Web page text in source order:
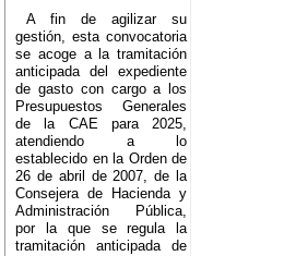
A fin de agilizar su
gestión, esta convocatoria
se acoge a la tramitación
anticipada del expediente
de gasto con cargo a los
Presupuestos Generales
de la CAE para 2025,
atendiendo a lo
establecido en la Orden de
26 de abril de 2007, de la
Consejera de Hacienda y
Administración Pública,
por la que se regula la
tramitación anticipada de